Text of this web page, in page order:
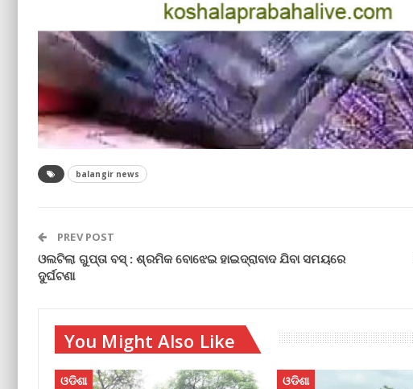
balangir news
PREV POST
ଓଲଟିଲା ଗୁପ୍ତା ବସ୍‌ : ଶ୍ରମିକ ବୋଝେଇ ହାଇଦ୍ରାବାଦ ଯିବା ସମୟରେ
ଦୁର୍ଘଟଣା
You Might Also Like
ଓଡିଶା ଓଡିଶା